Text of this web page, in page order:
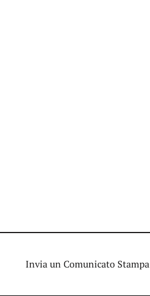
Invia un Comunicato Stampa